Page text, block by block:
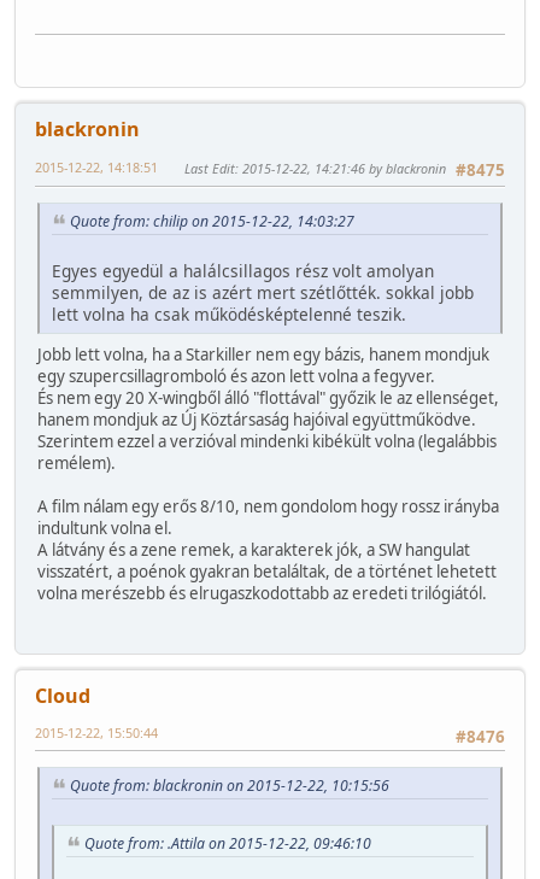
blackronin
#8475
2015-12-22, 14:18:51 Last Edit: 2015-12-22, 14:21:46 by blackronin
Quote from: chilip on 2015-12-22, 14:03:27
Egyes egyedül a halálcsillagos rész volt amolyan
semmilyen, de az is azért mert szétlőtték. sokkal jobb
lett volna ha csak működésképtelenné teszik.
Jobb lett volna, ha a Starkiller nem egy bázis, hanem mondjuk
egy szupercsillagromboló és azon lett volna a fegyver.
És nem egy 20 X-wingből álló "flottával" győzik le az ellenséget,
hanem mondjuk az Új Köztársaság hajóival együttműködve.
Szerintem ezzel a verzióval mindenki kibékült volna (legalábbis
remélem).
A film nálam egy erős 8/10, nem gondolom hogy rossz irányba
indultunk volna el.
A látvány és a zene remek, a karakterek jók, a SW hangulat
visszatért, a poénok gyakran betaláltak, de a történet lehetett
volna merészebb és elrugaszkodottabb az eredeti trilógiától.
Cloud
#8476
2015-12-22, 15:50:44
Quote from: blackronin on 2015-12-22, 10:15:56
Quote from: .Attila on 2015-12-22, 09:46:10